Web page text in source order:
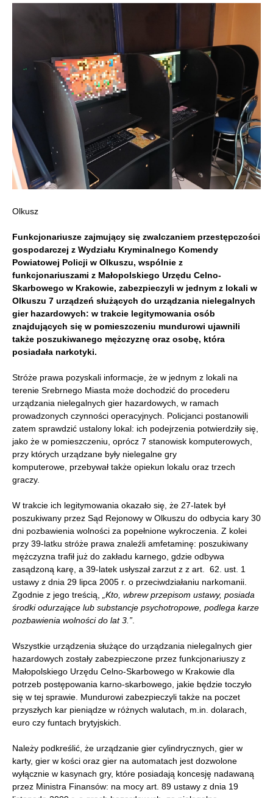
Olkusz
Funkcjonariusze zajmujący się zwalczaniem przestępczości
gospodarczej z Wydziału Kryminalnego Komendy
Powiatowej Policji w Olkuszu, wspólnie z
funkcjonariuszami z Małopolskiego Urzędu Celno-
Skarbowego w Krakowie, zabezpieczyli w jednym z lokali w
Olkuszu 7 urządzeń służących do urządzania nielegalnych
gier hazardowych: w trakcie legitymowania osób
znajdujących się w pomieszczeniu mundurowi ujawnili
także poszukiwanego mężczyznę oraz osobę, która
posiadała narkotyki.
Stróże prawa pozyskali informacje, że w jednym z lokali na
terenie Srebrnego Miasta może dochodzić do procederu
urządzania nielegalnych gier hazardowych, w ramach
prowadzonych czynności operacyjnych. Policjanci postanowili
zatem sprawdzić ustalony lokal: ich podejrzenia potwierdziły się,
jako że w pomieszczeniu, oprócz 7 stanowisk komputerowych,
przy których urządzane były nielegalne gry
komputerowe, przebywał także opiekun lokalu oraz trzech
graczy.
W trakcie ich legitymowania okazało się, że 27-latek był
poszukiwany przez Sąd Rejonowy w Olkuszu do odbycia kary 30
dni pozbawienia wolności za popełnione wykroczenia. Z kolei
przy 39-latku stróże prawa znaleźli amfetaminę: poszukiwany
mężczyzna trafił już do zakładu karnego, gdzie odbywa
zasądzoną karę, a 39-latek usłyszał zarzut z z art. 62. ust. 1
ustawy z dnia 29 lipca 2005 r. o przeciwdziałaniu narkomanii.
Zgodnie z jego treścią,
„Kto, wbrew przepisom ustawy, posiada
środki odurzające lub substancje psychotropowe, podlega karze
pozbawienia wolności do lat 3.”
Wszystkie urządzenia służące do urządzania nielegalnych gier
hazardowych zostały zabezpieczone przez funkcjonariuszy z
Małopolskiego Urzędu Celno-Skarbowego w Krakowie dla
potrzeb postępowania karno-skarbowego, jakie będzie toczyło
się w tej sprawie. Mundurowi zabezpieczyli także na poczet
przyszłych kar pieniądze w różnych walutach, m.in. dolarach,
euro czy funtach brytyjskich.
Należy podkreślić, że urządzanie gier cylindrycznych, gier w
karty, gier w kości oraz gier na automatach jest dozwolone
wyłącznie w kasynach gry, które posiadają koncesję nadawaną
przez Ministra Finansów: na mocy art. 89 ustawy z dnia 19